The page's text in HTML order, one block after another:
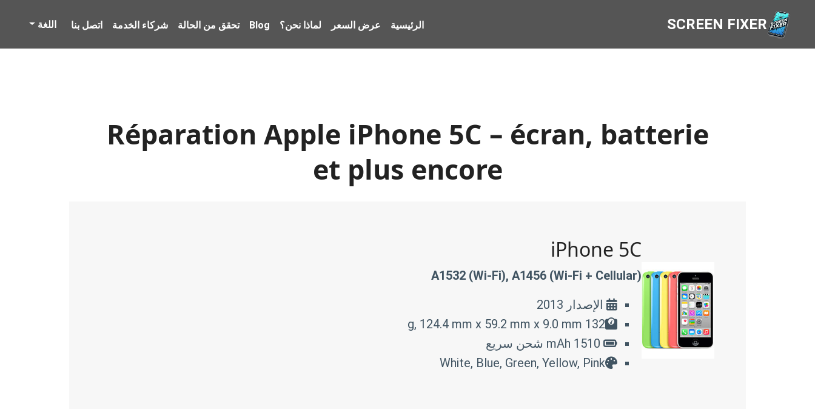
SCREEN FIXER الرئيسية عرض السعر لماذا نحن؟ Blog تحقق من الحالة شركاء الخدمة اتصل بنا اللغة
Réparation Apple iPhone 5C – écran, batterie
et plus encore
iPhone 5C
A1532 (Wi-Fi), A1456 (Wi-Fi + Cellular)
الإصدار 2013
132 g, 124.4 mm x 59.2 mm x 9.0 mm
White, Blue, Green, Yellow, Pink